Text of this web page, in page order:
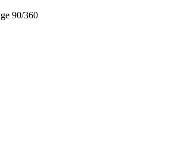
90/360